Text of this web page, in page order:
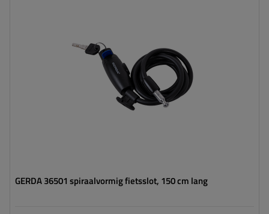
GERDA 36501 spiraalvormig fietsslot, 150 cm lang